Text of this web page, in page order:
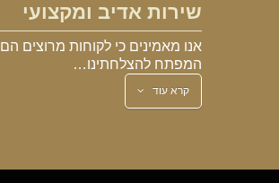
שירות אדיב ומקצועי
אנו מאמינים כי לקוחות מרוצים הם
המפתח להצלחתינו…
קרא עוד